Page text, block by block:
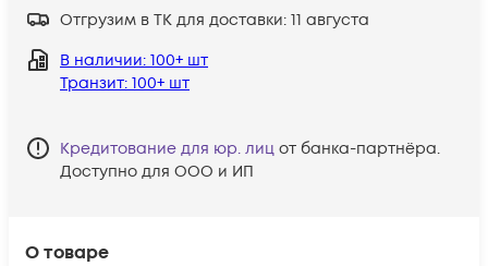
О товаре
Отгрузим в ТК для доставки: 11 августа
В наличии: 100+ шт
Транзит: 100+ шт
Кредитование для юр. лиц от банка-партнёра.
Доступно для ООО и ИП